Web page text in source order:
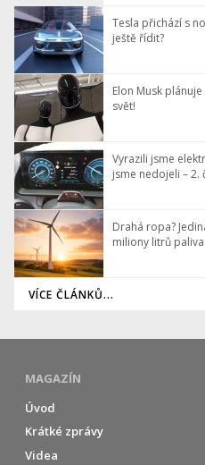
Tesla přichází s
ještě řídit?
Elon Musk
svět!
Vyrazili jsme
jsme nedojeli – 2.
Drahá ropa?
miliony litrů paliva
VÍCE ČLÁNKŮ...
MAGAZÍN
Úvod
Krátké zprávy
Videa